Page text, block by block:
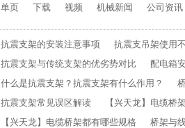
单页 下载 视频 机械新闻 公司资讯
抗震支架的安装注意事项 抗震支吊架使用
抗震支架与传统支架的优劣势对比
配电箱
什么是抗震支架？抗震支架有什么作用？
抗震支架常见误区解读
【兴天龙】电缆桥
【兴天龙】电缆桥架都有哪些规格
桥架与